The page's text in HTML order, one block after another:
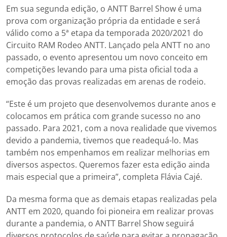
Em sua segunda edição, o ANTT Barrel Show é uma
prova com organização própria da entidade e será
válido como a 5ª etapa da temporada 2020/2021 do
Circuito RAM Rodeo ANTT. Lançado pela ANTT no ano
passado, o evento apresentou um novo conceito em
competições levando para uma pista oficial toda a
emoção das provas realizadas em arenas de rodeio.
“Este é um projeto que desenvolvemos durante anos e
colocamos em prática com grande sucesso no ano
passado. Para 2021, com a nova realidade que vivemos
devido a pandemia, tivemos que readequá-lo. Mas
também nos empenhamos em realizar melhorias em
diversos aspectos. Queremos fazer esta edição ainda
mais especial que a primeira”, completa Flávia Cajé.
Da mesma forma que as demais etapas realizadas pela
ANTT em 2020, quando foi pioneira em realizar provas
durante a pandemia, o ANTT Barrel Show seguirá